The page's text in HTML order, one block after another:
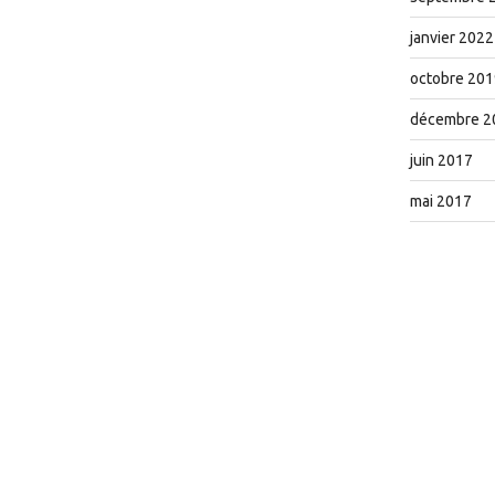
janvier 2022
octobre
décembre
juin 2017
mai 2017